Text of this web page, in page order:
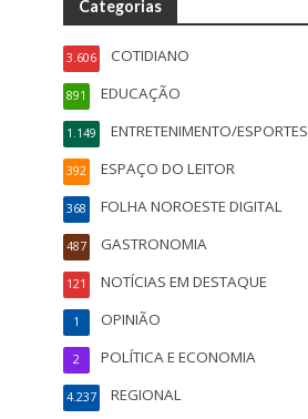
Categorias
COTIDIANO
3.606
EDUCAÇÃO
891
ENTRETENIMENTO/ESPORTES
1.149
ESPAÇO DO LEITOR
392
FOLHA NOROESTE DIGITAL
368
GASTRONOMIA
487
NOTÍCIAS EM DESTAQUE
121
OPINIÃO
1
POLÍTICA E ECONOMIA
2
REGIONAL
4.237